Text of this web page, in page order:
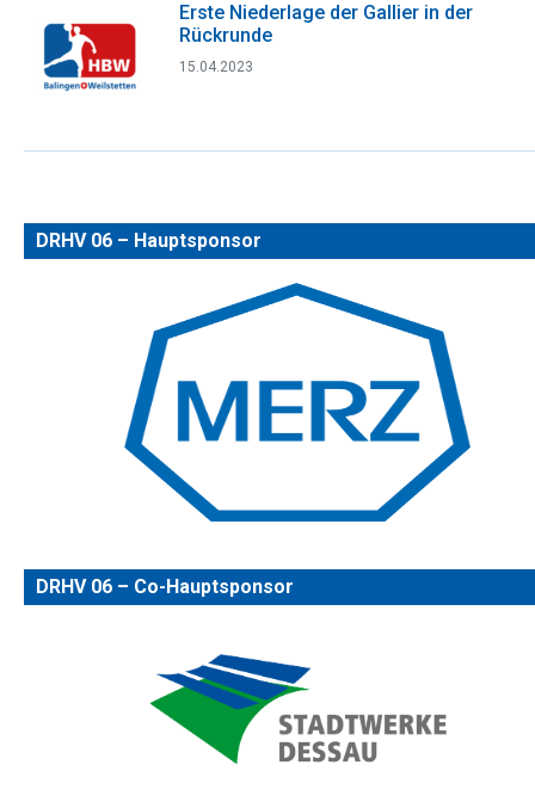
Erste Niederlage der Gallier in der
Rückrunde
15.04.2023
DRHV 06 – Hauptsponsor
DRHV 06 – Co-Hauptsponsor